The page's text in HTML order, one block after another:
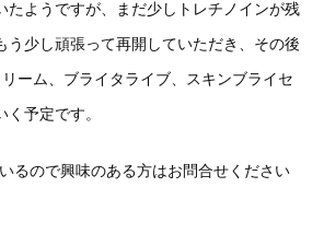
たようですが、まだ少しトレチノインが残
う少し頑張って再開していただき、その後
ーム、ブライタライブ、スキンブライセ
予定です。
るので興味のある方はお問合せください